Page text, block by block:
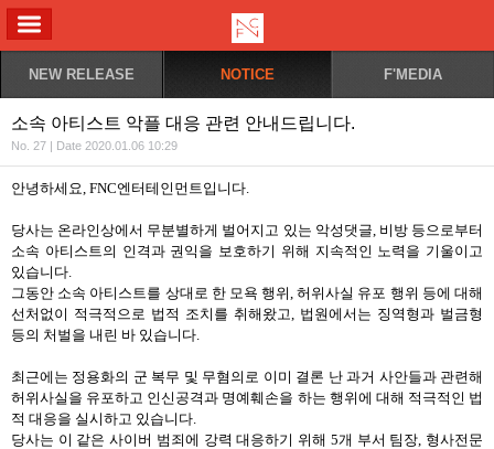
NEW RELEASE NOTICE F'MEDIA
소속 아티스트 악플 대응 관련 안내드립니다.
No. 27 | Date 2020.01.06 10:29
안녕하세요, FNC엔터테인먼트입니다.
당사는 온라인상에서 무분별하게 벌어지고 있는 악성댓글, 비방 등으로부터
소속 아티스트의 인격과 권익을 보호하기 위해 지속적인 노력을 기울이고
있습니다.
그동안 소속 아티스트를 상대로 한 모욕 행위, 허위사실 유포 행위 등에 대해
선처없이 적극적으로 법적 조치를 취해왔고, 법원에서는 징역형과 벌금형
등의 처벌을 내린 바 있습니다.
최근에는 정용화의 군 복무 및 무혐의로 이미 결론 난 과거 사안들과 관련해
허위사실을 유포하고 인신공격과 명예훼손을 하는 행위에 대해 적극적인 법
적 대응을 실시하고 있습니다.
당사는 이 같은 사이버 범죄에 강력 대응하기 위해 5개 부서 팀장, 형사전문